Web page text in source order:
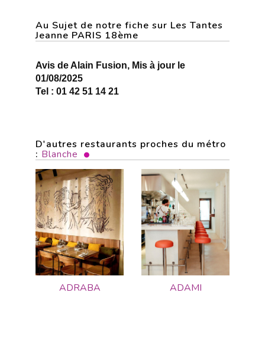
Au Sujet de notre fiche sur Les Tantes
Jeanne PARIS 18ème
Avis de Alain Fusion, Mis à jour le
01/08/2025
Tel : 01 42 51 14 21
D'autres restaurants proches du métro
: Blanche
ADRABA ADAMI